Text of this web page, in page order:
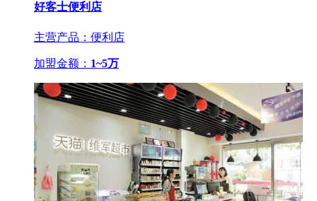
好客士便利店
主营产品：便利店
加盟金额： 1~5万